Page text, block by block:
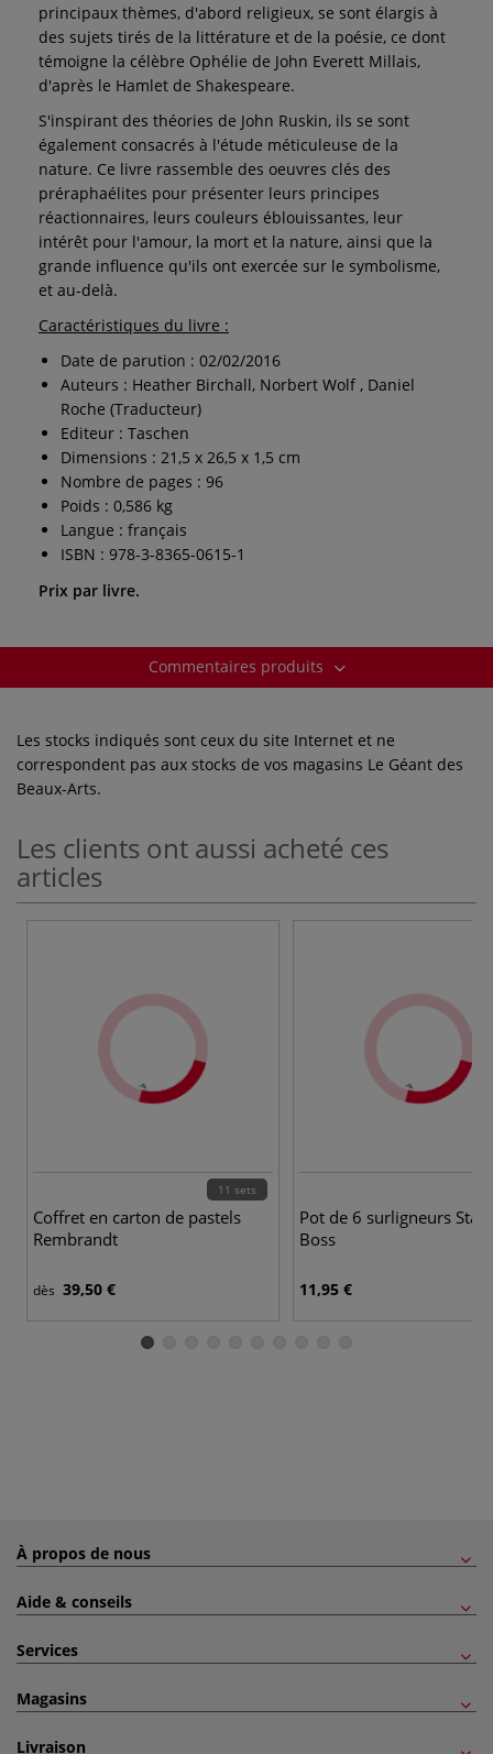
principaux thèmes, d'abord religieux, se sont élargis à
des sujets tirés de la littérature et de la poésie, ce dont
témoigne la célèbre Ophélie de John Everett Millais,
d'après le Hamlet de Shakespeare.
S'inspirant des théories de John Ruskin, ils se sont
également consacrés à l'étude méticuleuse de la
nature. Ce livre rassemble des oeuvres clés des
préraphaélites pour présenter leurs principes
réactionnaires, leurs couleurs éblouissantes, leur
intérêt pour l'amour, la mort et la nature, ainsi que la
grande influence qu'ils ont exercée sur le symbolisme,
et au-delà.
Caractéristiques du livre :
Date de parution : 02/02/2016
Auteurs : Heather Birchall, Norbert Wolf , Daniel
Roche (Traducteur)
Editeur : Taschen
Dimensions : 21,5 x 26,5 x 1,5 cm
Nombre de pages : 96
Poids : 0,586 kg
Langue : français
ISBN : 978-3-8365-0615-1
Prix par livre.
Commentaires produits
Les stocks indiqués sont ceux du site Internet et ne
correspondent pas aux stocks de vos magasins Le Géant des
Beaux-Arts.
Les clients ont aussi acheté ces
articles
11 sets
Coffret en carton de pastels
Rembrandt
dès 39,50 €
Pot de 6 surligneurs
Boss
11,95 €
À propos de nous
Aide & conseils
Services
Magasins
Livraison